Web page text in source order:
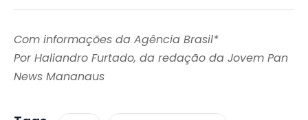
Com informações da Agência Brasil*
Por Haliandro Furtado, da redação da Jovem Pan
News Mananaus